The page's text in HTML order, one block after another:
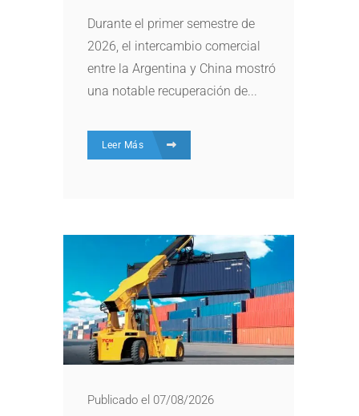
Durante el primer semestre de
2026, el intercambio comercial
entre la Argentina y China mostró
una notable recuperación de...
Leer Más
Publicado el 07/08/2026